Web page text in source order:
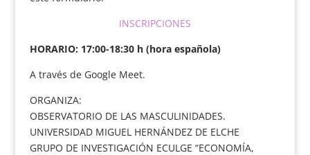
INSCRIPCIONES
HORARIO: 17:00-18:30 h (hora española)
A través de Google Meet.
ORGANIZA:
OBSERVATORIO DE LAS MASCULINIDADES.
UNIVERSIDAD MIGUEL HERNÁNDEZ DE ELCHE
GRUPO DE INVESTIGACIÓN ECULGE “ECONOMÍA,